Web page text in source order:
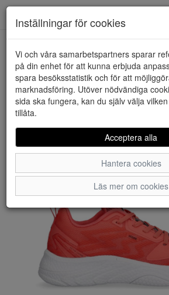
HEM STENK
Inställningar för cookies
Vi och våra samarbetspartners sparar
på din enhet för att kunna erbjuda
spara besöksstatistik och för att
marknadsföring. Utöver nödvändiga
sida ska fungera, kan du själv välja
tillåta.
Acceptera alla
Hantera cookies
Läs mer om cookies